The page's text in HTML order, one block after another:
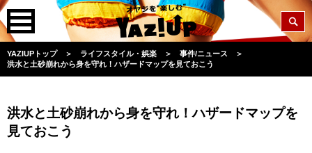
YAZIUPトップ ＞ ライフスタイル・娯楽 ＞ 事件/ニュース
＞
洪水と土砂崩れから身を守れ！ハザードマップを見ておこう
洪水と土砂崩れから身を守れ！ハザードマップを
見ておこう